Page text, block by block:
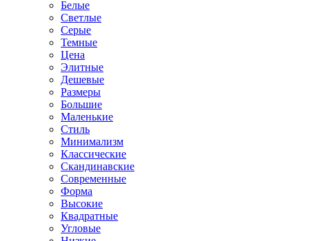
Белые
Светлые
Серые
Темные
Цена
Элитные
Дешевые
Размеры
Большие
Маленькие
Стиль
Минимализм
Классические
Скандинавские
Современные
Форма
Высокие
Квадратные
Угловые